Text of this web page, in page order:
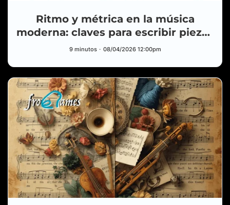
Ritmo y métrica en la música
moderna: claves para escribir piezas
más interesantes
9 minutos 08/04/2026 12:00pm
HUB